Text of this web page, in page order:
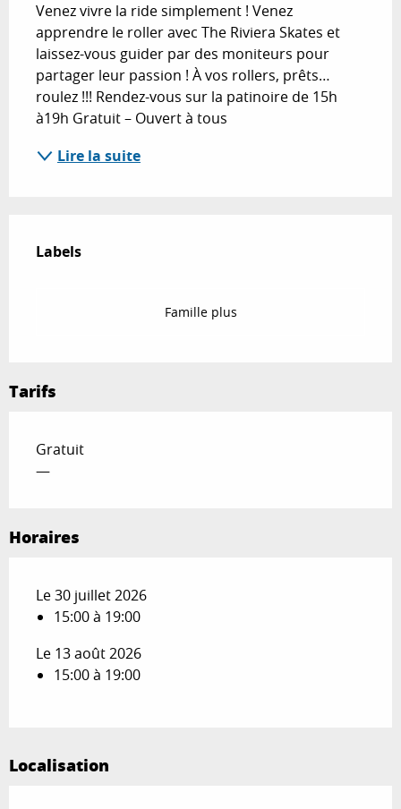
Venez vivre la ride simplement ! Venez
apprendre le roller avec The Riviera Skates et
laissez-vous guider par des moniteurs pour
partager leur passion ! À vos rollers, prêts…
roulez !!! Rendez-vous sur la patinoire de 15h
à19h Gratuit – Ouvert à tous
Lire la suite
Labels
Labels
Famille plus
Tarifs
Gratuit
—
Horaires
Le 30 juillet 2026
15:00 à 19:00
Le 13 août 2026
15:00 à 19:00
Localisation